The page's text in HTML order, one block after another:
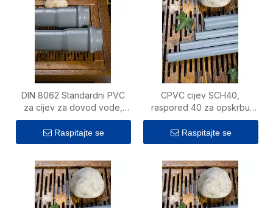
DIN 8062 Standardni PVC
za cijev za dovod vode,
plastična cijev
Raspitajte se
CPVC cijev SCH40,
raspored 40 za opskrbu
toplom vodom
Raspitajte se